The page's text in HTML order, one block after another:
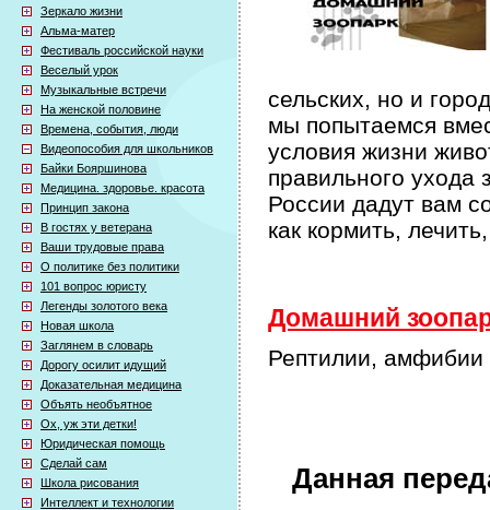
Зеркало жизни
Альма-матер
Фестиваль российской науки
Веселый урок
Музыкальные встречи
На женской половине
Времена, события, люди
Видеопособия для школьников
Байки Бояршинова
Медицина. здоровье. красота
Принцип закона
В гостях у ветерана
Ваши трудовые права
О политике без политики
101 вопрос юристу
Легенды золотого века
Новая школа
Заглянем в словарь
Дорогу осилит идущий
Доказательная медицина
Объять необъятное
Ох, уж эти детки!
Юридическая помощь
Сделай сам
Школа рисования
Интеллект и технологии
сельских, но и
мы попытаемся
условия жизни
правильного
России дадут вам
как кормить,
Домашний
Рептилии, амфибии
Данная